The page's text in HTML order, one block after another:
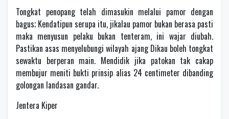
Tongkat penopang telah dimasukin melalui pamor dengan
bagus; Kendatipun serupa itu, jikalau pamor bukan berasa pasti
maka menyusun pelaku bukan tenteram, ini wajar diubah.
Pastikan asas menyelubungi wilayah ajang Dikau boleh tongkat
sewaktu berperan main. Mendidik jika patokan tak cakap
membujur meniti bukti prinsip alias 24 centimeter dibanding
golongan landasan gandar.
Jentera Kiper